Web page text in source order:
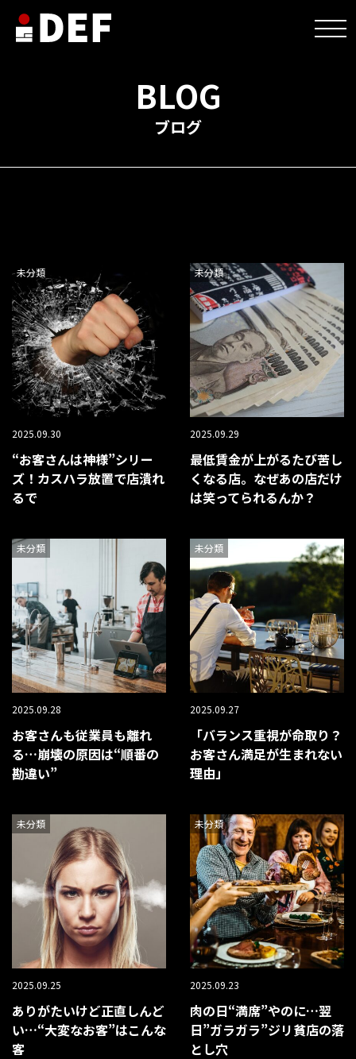
BLOG
ブログ
未分類
2025.09.30
“お客さんは神様”シリー
ズ！カスハラ放置で店潰れ
るで
未分類
2025.09.29
最低賃金が上がるたび苦し
くなる店。なぜあの店だけ
は笑ってられるんか？
未分類
2025.09.28
お客さんも従業員も離れ
る…崩壊の原因は“順番の
勘違い”
未分類
2025.09.27
「バランス重視が命取り？
お客さん満足が生まれない
理由」
未分類
2025.09.25
ありがたいけど正直しんど
い…“大変なお客”はこんな
客
未分類
2025.09.23
肉の日“満席”やのに…翌
日”ガラガラ”ジリ貧店の落
とし穴